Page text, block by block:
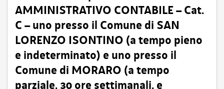
AMMINISTRATIVO CONTABILE – Cat.
C – uno presso il Comune di SAN
LORENZO ISONTINO (a tempo pieno
e indeterminato) e uno presso il
Comune di MORARO (a tempo
parziale, 30 ore settimanali, e